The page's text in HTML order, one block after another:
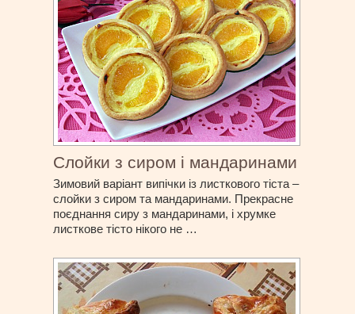
Слойки з сиром і мандаринами
Зимовий варіант випічки із листкового тіста –
слойки з сиром та мандаринами. Прекрасне
поєднання сиру з мандаринами, і хрумке
листкове тісто нікого не …